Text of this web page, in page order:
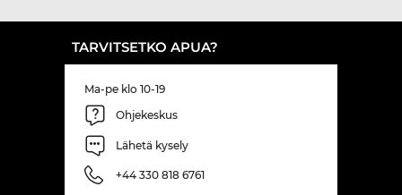
TARVITSETKO APUA?
Ma-pe klo 10-19
Ohjekeskus
Lähetä kysely
+44 330 818 6761